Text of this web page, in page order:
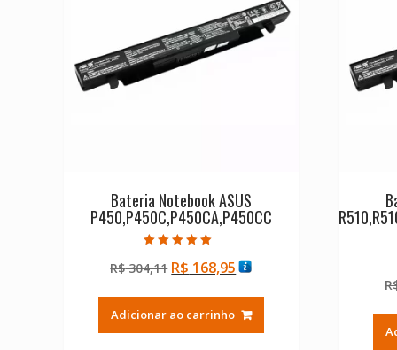
Bateria Notebook ASUS
P450,P450C,P450CA,P450CC
5.00
de 5
R$304,11 O
original
era:
R$ 168,95O
atual
é:
Adicionar ao carrinho